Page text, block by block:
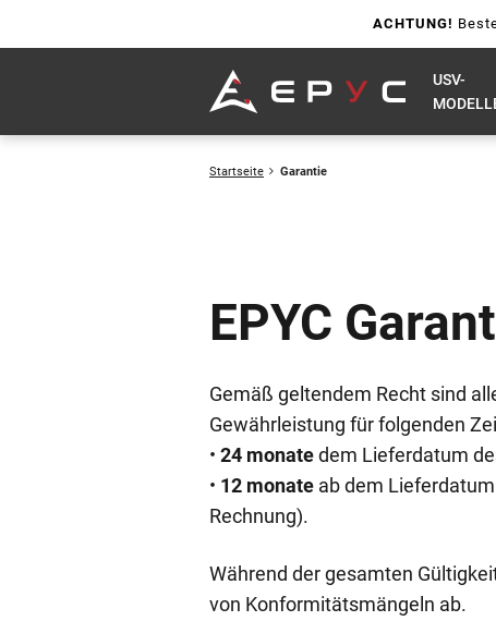
ACHTUNG!
USV-
Startseite Garantie
EPYC
Gemäß geltendem Recht sind
Gewährleistung für folgenden
• 24 monatedem Lieferdatum
• 12 monate ab dem
Rechnung).
Während der gesamten
von Konformitätsmängeln ab.